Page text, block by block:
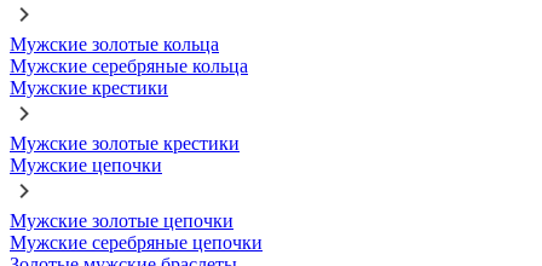
Мужские золотые кольца
Мужские серебряные кольца
Мужские крестики
Мужские золотые крестики
Мужские цепочки
Мужские золотые цепочки
Мужские серебряные цепочки